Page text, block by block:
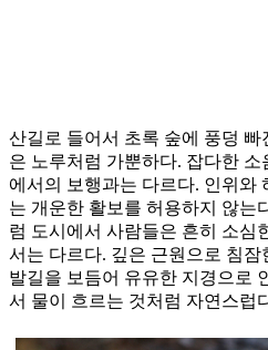
산길로 들어서 초록 숲에 풍덩
은 노루처럼 가뿐하다. 잡다한 소
에서의 보행과는 다르다. 인위와
는 개운한 활보를 허용하지 않는
럼 도시에서 사람들은 흔히 소심
서는 다르다. 깊은 근원으로 침잠
발길을 보듬어 유유한 지경으로
서 물이 흐르는 것처럼 자연스럽